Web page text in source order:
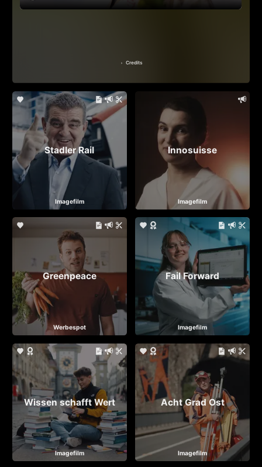
Credits
Stadler Rail
Imagefilm
Innosuisse
Imagefilm
Greenpeace
Werbespot
Fail Forward
Imagefilm
Wissen schafft Wert
Imagefilm
Acht Grad Ost
Imagefilm